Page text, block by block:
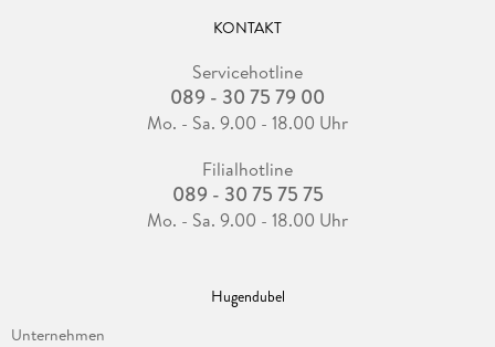
KONTAKT
Servicehotline
089 - 30 75 79 00
Mo. - Sa. 9.00 - 18.00 Uhr
Filialhotline
089 - 30 75 75 75
Mo. - Sa. 9.00 - 18.00 Uhr
Hugendubel
Unternehmen